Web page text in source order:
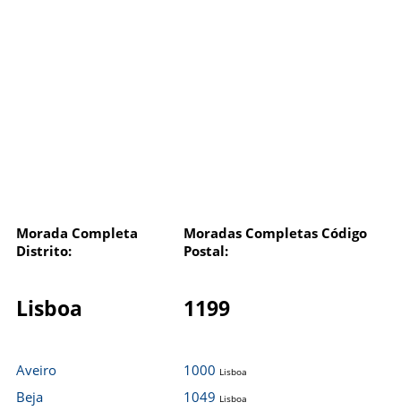
Morada Completa
Distrito:
Moradas Completas Código
Postal:
Lisboa 1199
Aveiro
Beja
1000 Lisboa
1049 Lisboa